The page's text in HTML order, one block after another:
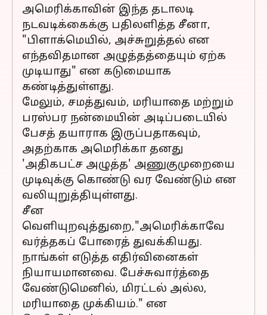
அமெரிக்காவின் இந்த தடாலடி
நடவடிக்கைக்கு பதிலளித்த சீனா,
"பிளாக்மெயில், அச்சுறுத்தல் என
எந்தவிதமான அழுத்தத்தையும் ஏற்க
முடியாது" என கடுமையாக
கண்டித்துள்ளது.
மேலும், சமத்துவம், மரியாதை மற்றும்
பரஸ்பர நன்மையின் அடிப்படையில்
பேசத் தயாராக இருப்பதாகவும்,
அதற்காக அமெரிக்கா தனது
'அதிகபட்ச அழுத்த' அணுகுமுறையை
முடிவுக்கு கொண்டு வர வேண்டும் என
வலியுறுத்தியுள்ளது.
சீன
வெளியுறவுத்துறை,"அமெரிக்காவே
வர்த்தகப் போரைத் துவக்கியது.
நாங்கள் எடுத்த எதிர்வினைகள்
நியாயமானவை. பேச்சுவார்த்தை
வேண்டுமெனில், மிரட்டல் அல்ல,
மரியாதை முக்கியம்." என